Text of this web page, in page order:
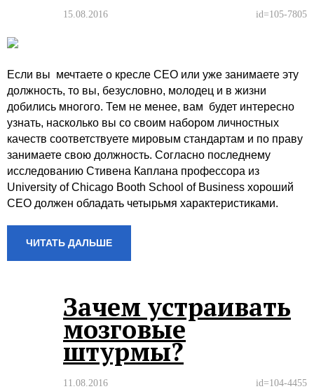
15.08.2016 id=105-7805
Если вы мечтаете о кресле СЕО или уже занимаете эту
должность, то вы, безусловно, молодец и в жизни
добились многого. Тем не менее, вам будет интересно
узнать, насколько вы со своим набором личностных
качеств соответствуете мировым стандартам и по праву
занимаете свою должность. Согласно последнему
исследованию Стивена Каплана профессора из
University of Chicago Booth School of Business хороший
СЕО должен обладать четырьмя характеристиками.
ЧИТАТЬ ДАЛЬШЕ
Зачем устраивать
мозговые
штурмы?
11.08.2016 id=104-4455